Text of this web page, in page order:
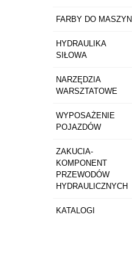
FARBY DO MASZYN
HYDRAULIKA
SIŁOWA
NARZĘDZIA
WARSZTATOWE
WYPOSAŻENIE
POJAZDÓW
ZAKUCIA-
KOMPONENT
PRZEWODÓW
HYDRAULICZNYCH
KATALOGI